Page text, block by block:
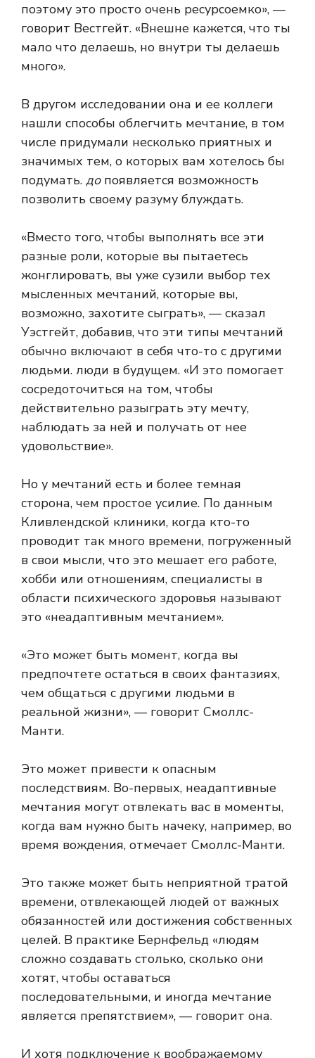
поэтому это просто очень ресурсоемко», —
говорит Вестгейт. «Внешне кажется, что ты
мало что делаешь, но внутри ты делаешь
много».
В другом исследовании она и ее коллеги
нашли способы облегчить мечтание, в том
числе придумали несколько приятных и
значимых тем, о которых вам хотелось бы
подумать. до появляется возможность
позволить своему разуму блуждать.
«Вместо того, чтобы выполнять все эти
разные роли, которые вы пытаетесь
жонглировать, вы уже сузили выбор тех
мысленных мечтаний, которые вы,
возможно, захотите сыграть», — сказал
Уэстгейт, добавив, что эти типы мечтаний
обычно включают в себя что-то с другими
людьми. люди в будущем. «И это помогает
сосредоточиться на том, чтобы
действительно разыграть эту мечту,
наблюдать за ней и получать от нее
удовольствие».
Но у мечтаний есть и более темная
сторона, чем простое усилие. По данным
Кливлендской клиники, когда кто-то
проводит так много времени, погруженный
в свои мысли, что это мешает его работе,
хобби или отношениям, специалисты в
области психического здоровья называют
это «неадаптивным мечтанием».
«Это может быть момент, когда вы
предпочтете остаться в своих фантазиях,
чем общаться с другими людьми в
реальной жизни», — говорит Смоллс-
Манти.
Это может привести к опасным
последствиям. Во-первых, неадаптивные
мечтания могут отвлекать вас в моменты,
когда вам нужно быть начеку, например, во
время вождения, отмечает Смоллс-Манти.
Это также может быть неприятной тратой
времени, отвлекающей людей от важных
обязанностей или достижения собственных
целей. В практике Бернфельд «людям
сложно создавать столько, сколько они
хотят, чтобы оставаться
последовательными, и иногда мечтание
является препятствием», — говорит она.
И хотя подключение к воображаемому